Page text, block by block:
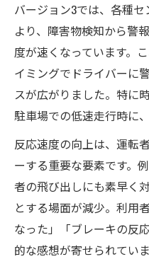
バージョン3では、各種
より、障害物検知から警
度が速くなっています。
イミングでドライバーに
スが広がりました。特に
駐車場での低速走行時に
反応速度の向上は、運転
ーする重要な要素です。
者の飛び出しにも素早く
とする場面が減少。利用
なった」「ブレーキの反
的な感想が寄せられてい